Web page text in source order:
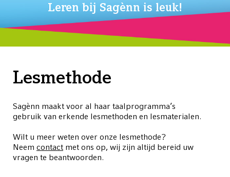
Leren bij Sagènn is leuk!
Lesmethode
Sagènn maakt voor al haar taalprogramma’s
gebruik van erkende lesmethoden en lesmaterialen.
Wilt u meer weten over onze lesmethode?
Neem contact met ons op, wij zijn altijd bereid uw
vragen te beantwoorden.